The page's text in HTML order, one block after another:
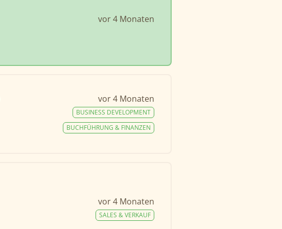
vor 4 Monaten
vor 4 Monaten
BUSINESS DEVELOPMENT
BUCHFÜHRUNG & FINANZEN
vor 4 Monaten
SALES & VERKAUF